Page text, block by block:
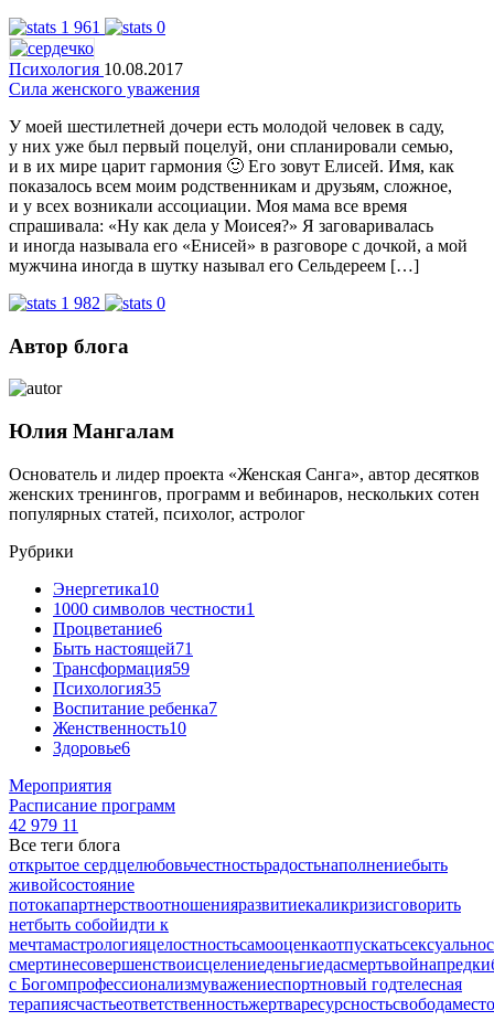
1 961
0
Психология 10.08.2017
Сила женского уважения
У моей шестилетней дочери есть молодой человек в саду,
у них уже был первый поцелуй, они спланировали семью,
и в их мире царит гармония 🙂 Его зовут Елисей. Имя, как
показалось всем моим родственникам и друзьям, сложное,
и у всех возникали ассоциации. Моя мама все время
спрашивала: «Ну как дела у Моисея?» Я заговаривалась
и иногда называла его «Енисей» в разговоре с дочкой, а мой
мужчина иногда в шутку называл его Сельдереем […]
1 982
0
Автор блога
Юлия Мангалам
Основатель и лидер проекта «Женская Санга», автор десятков
женских тренингов, программ и вебинаров, нескольких сотен
популярных статей, психолог, астролог
Рубрики
Энергетика10
1000 символов честности1
Процветание6
Быть настоящей71
Трансформация59
Психология35
Воспитание ребенка7
Женственность10
Здоровье6
Мероприятия
Расписание программ
42 979 11
Все теги блога
открытое сердцелюбовьчестностьрадостьнаполнениебыть
живойсостояние
потокапартнерствоотношенияразвитиекаликризисговорить
нетбыть собойидти к
мечтамастрологияцелостностьсамооценкаотпускать
смертинесовершенствоисцелениеденьгиедасмертьвойнапредки
с Богомпрофессионализмуважениеспортновый годтелесная
терапиясчастьеответственностьжертваресурсностьсвободаместо